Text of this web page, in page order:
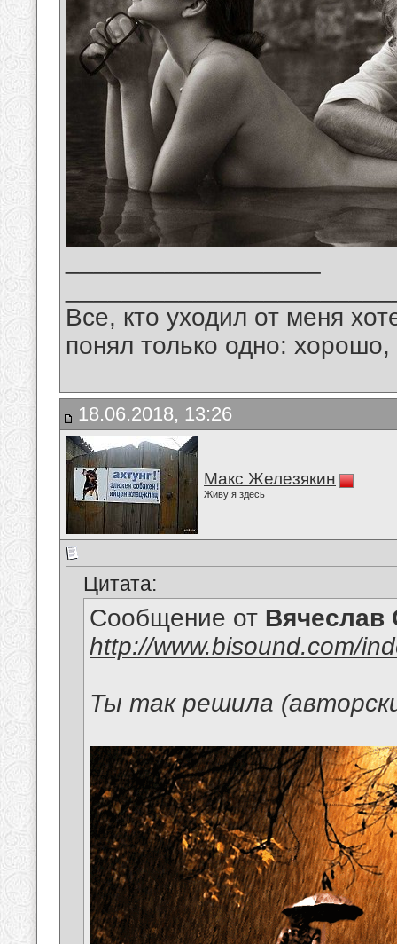
Все, кто уходил от меня
понял только одно:
18.06.2018, 13:26
Макс Железякин
Живу я здесь
Цитата:
Сообщение от Вячеслав
http://www.bisound.com/
Ты так решила